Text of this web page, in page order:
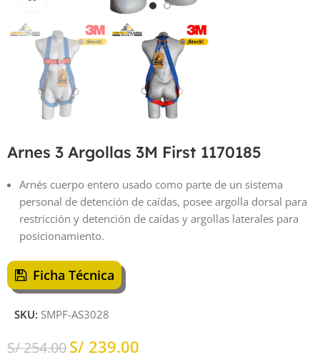
Arnes 3 Argollas 3M First 1170185
Arnés cuerpo entero usado como parte de un sistema
personal de detención de caídas, posee argolla dorsal para
restricción y detención de caídas y argollas laterales para
posicionamiento.
Ficha Técnica
SKU: SMPF-AS3028
S/254.00S/ 239.00